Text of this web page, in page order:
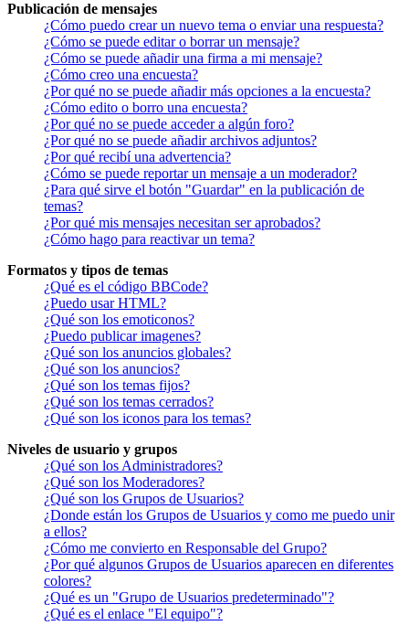
Publicación de mensajes
¿Cómo puedo crear un nuevo tema o enviar una respuesta?
¿Cómo se puede editar o borrar un mensaje?
¿Cómo se puede añadir una firma a mi mensaje?
¿Cómo creo una encuesta?
¿Por qué no se puede añadir más opciones a la encuesta?
¿Cómo edito o borro una encuesta?
¿Por qué no se puede acceder a algún foro?
¿Por qué no se puede añadir archivos adjuntos?
¿Por qué recibí una advertencia?
¿Cómo se puede reportar un mensaje a un moderador?
¿Para qué sirve el botón "Guardar" en la publicación de
temas?
¿Por qué mis mensajes necesitan ser aprobados?
¿Cómo hago para reactivar un tema?
Formatos y tipos de temas
¿Qué es el código BBCode?
¿Puedo usar HTML?
¿Qué son los emoticonos?
¿Puedo publicar imagenes?
¿Qué son los anuncios globales?
¿Qué son los anuncios?
¿Qué son los temas fijos?
¿Qué son los temas cerrados?
¿Qué son los iconos para los temas?
Niveles de usuario y grupos
¿Qué son los Administradores?
¿Qué son los Moderadores?
¿Qué son los Grupos de Usuarios?
¿Donde están los Grupos de Usuarios y como me puedo unir
a ellos?
¿Cómo me convierto en Responsable del Grupo?
¿Por qué algunos Grupos de Usuarios aparecen en diferentes
colores?
¿Qué es un "Grupo de Usuarios predeterminado"?
¿Qué es el enlace "El equipo"?